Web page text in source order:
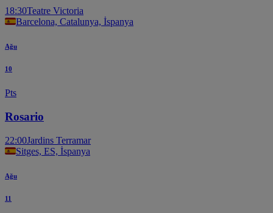
18:30Teatre Victoria
Barcelona, Catalunya, İspanya
Ağu
10
Pts
Rosario
22:00Jardins Terramar
Sitges, ES, İspanya
Ağu
11